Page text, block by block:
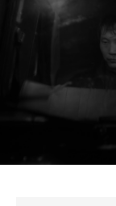
seconds